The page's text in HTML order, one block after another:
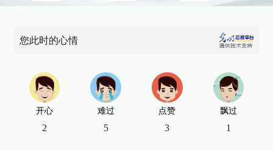
您此时的心情
开心
2
难过
5
点赞
3
飘过
1